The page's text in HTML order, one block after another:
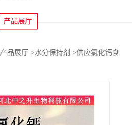
产品展厅
产品展厅 >水分保持剂 >供应氯化钙食